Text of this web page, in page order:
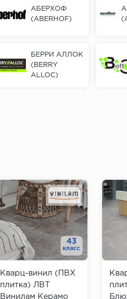
АБЕРХОФ
(ABERHOF)
БЕРРИ АЛЛОК
(BERRY
ALLOC)
43
класс
Кварц-винил (ПВХ
плитка) ЛВТ
Винилам Керамо